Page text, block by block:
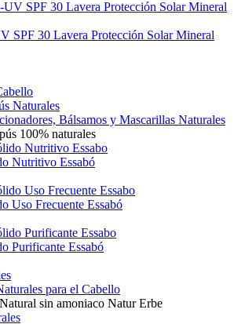
SPF 30 Lavera Protección Solar Mineral
Naturales
Bálsamos y Mascarillas Naturales
100% naturales
Nutritivo Essabó
Uso Frecuente Essabó
Purificante Essabó
para el Cabello
sin amoniaco Natur Erbe